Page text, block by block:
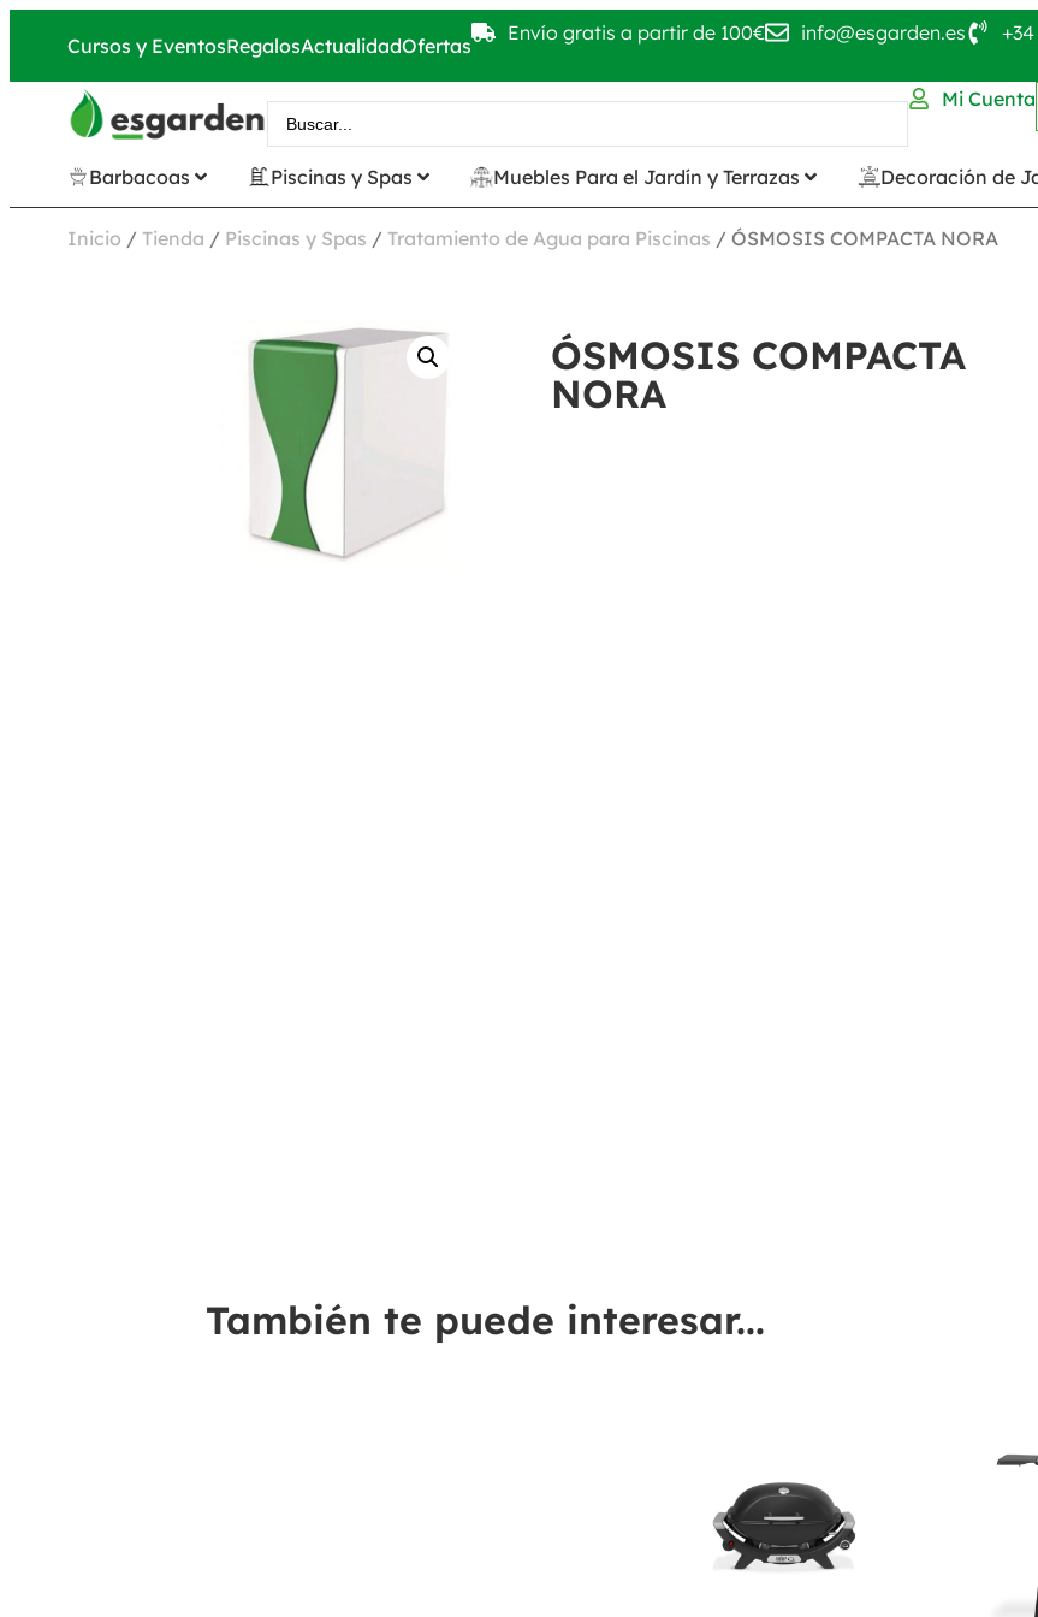
Cursos y EventosRegalosActualidadOfertas
Envío gratis a partir de 100€ info@esgarden.es +34
Mi Cuenta
Barbacoas Piscinas y Spas Muebles Para el Jardín y Terrazas Decoración de
Inicio / Tienda / Piscinas y Spas / Tratamiento de Agua para Piscinas / ÓSMOSIS COMPACTA NORA
ÓSMOSIS COMPACTA
NORA
También te puede interesar...